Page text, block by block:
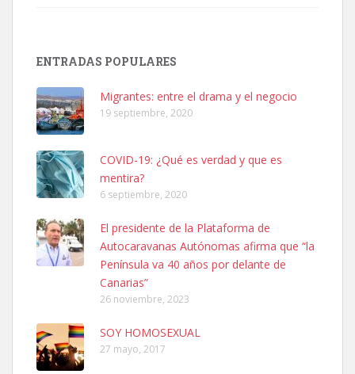
Leales.org » Gran Canaria
Ninfa perdida
El día 5 se los perdió una ninfa papillera, asustada tiene miedo a la
calle, se perdió por la zon...
Leales.org » Gran Canaria
6.7.2025
ENTRADAS POPULARES
Migrantes: entre el drama y el negocio
19 septiembre, 2020
COVID-19: ¿Qué es verdad y que es
mentira?
6 septiembre, 2020
El presidente de la Plataforma de
Autocaravanas Autónomas afirma que “la
Península va 40 años por delante de
Canarias”
26 noviembre, 2023
SOY HOMOSEXUAL
27 mayo, 2017